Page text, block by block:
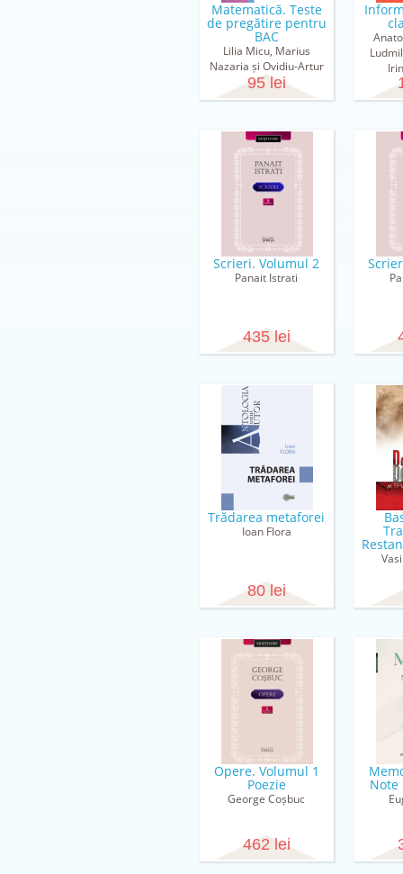
Matematică. Teste
de pregătire pentru
BAC
Lilia Micu, Marius
Nazaria și Ovidiu-Artur
Harunjen
95 lei
Scrieri. Volumul 2
Panait Istrati
435 lei
Trădarea metaforei
Ioan Flora
80 lei
Opere. Volumul 1
Poezie
George Coșbuc
462 lei
Note